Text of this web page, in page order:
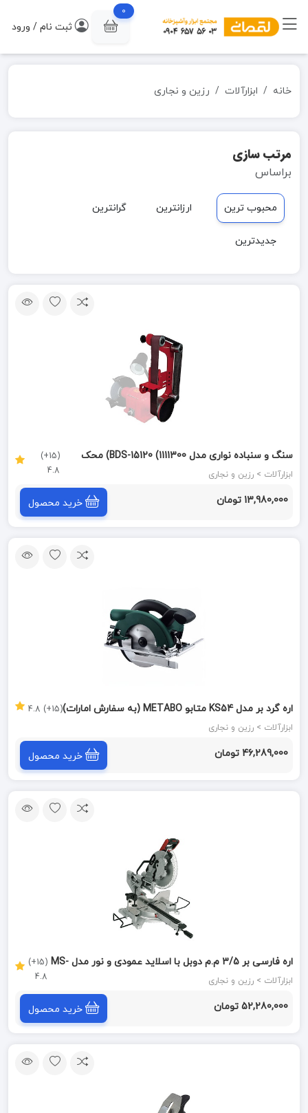
0
ثبت نام / ورود
خانه ابزارآلات رزین و نجاری
مرتب سازی
براساس
محبوب ترین ارزانترین گرانترین
جدیدترین
سنگ و سنباده نواری مدل BDS-15120 (1111300) محک
MAHAK
ابزارآلات > رزین و نجاری
(15+)
4.8
13,980,000 تومان خرید محصول
اره گرد بر مدل KS54 متابو METABO (به سفارش امارات)
ابزارآلات > رزین و نجاری
(15+) 4.8
46,289,000 تومان خرید محصول
اره فارسی بر 3/5 م.م دوبل با اسلاید عمودی و نور مدل MS-
305/340ILED (1207900) محک MAHAK
ابزارآلات > رزین و نجاری
(15+)
4.8
52,280,000 تومان خرید محصول